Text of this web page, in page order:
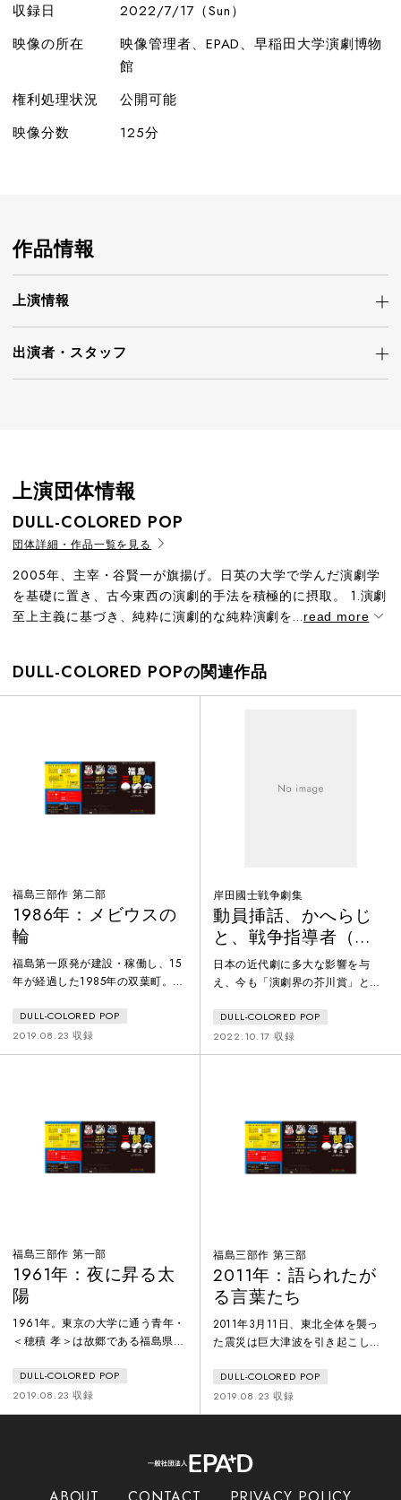
収録日
2022/7/17（Sun）
映像の所在
映像管理者、EPAD、早稲田大学演劇博物
館
権利処理状況
公開可能
映像分数
125分
作品情報
上演情報
出演者・ スタッフ
上演団体情報
DULL-COLORED POP
団体詳細・作品一覧を見る
2005年、主宰・谷賢一が旗揚げ。日英の大学で学んだ演劇学
を基礎に置き、古今東西の演劇的手法を積極的に摂取。 1.演劇
至上主義に基づき、純粋に演劇的な純粋演劇を...read more
DULL-COLORED POPの関連作品
福島三部作 第二部
1986年：メビウスの
輪
福島第一原発が建設・稼働し、15
年が経過した1985年の双葉町。公
以上に渡って町長を務めてきた田
中が電撃辞任した。かつて原発反
対派のリーダーとして活動したた
の下に2人の男が現れ、説得を始
める。「町長選挙に出馬してくれ
ないか、ただし『原発賛成派』と
して……」。そして1986年、
DULL-COLORED POP
2019.08.23 収録
岸田國士戦争劇集
動員挿話、かへらじ
と、戦争指導者（白
組）
日本の近代劇に多大な影響を与
え、今も「演劇界の芥川賞」と呼
家・岸田國士。戯曲や評論を数多
く執筆し、文学座の創設にも携わ
るなど演劇界に大きな影響を及ぼ
で、岸田と当時の日本人が戦争を
どのように見ていたのか浮かび上
がらせます。
DULL-COLORED POP
2022.10.17 収録
福島三部作 第一部
1961年：夜に昇る太
陽
1961年。東京の大学に通う青年・
＜穂積 孝＞は故郷である福島県双
町へは帰らない」と告げるため
に。北へ向かう汽車の中で孝は謎
の「先生」と出会う。「日本はこ
が、家族は誰も孝の考えを理解し
DULL-COLORED POP
2019.08.23 収録
福島三部作 第三部
2011年：語られたが
る言葉たち
2011年3月11日、東北全体を襲っ
た震災は巨大津波を引き起こし、
んだ。その年末、＜孝＞と＜忠＞
の弟にあたる＜穂積 真＞は、地元
テレビ局の報道局長として特番製
込み続け、現場には混乱が生じて
DULL-COLORED POP
2019.08.23 収録